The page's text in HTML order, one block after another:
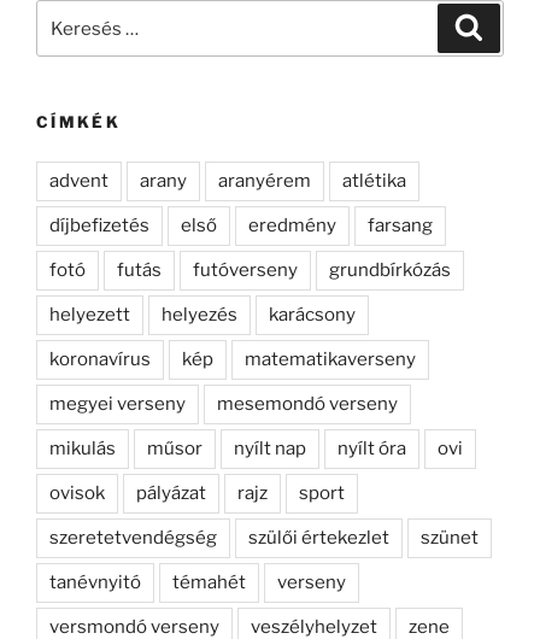
CÍMKÉK
advent arany aranyérem atlétika
díjbefizetés első eredmény farsang
fotó futás futóverseny grundbírkózás
helyezett helyezés karácsony
koronavírus kép matematikaverseny
megyei verseny mesemondó verseny
mikulás műsor nyílt nap nyílt óra ovi
ovisok pályázat rajz sport
szeretetvendégség szülői értekezlet szünet
tanévnyitó témahét verseny
versmondó verseny veszélyhelyzet zene